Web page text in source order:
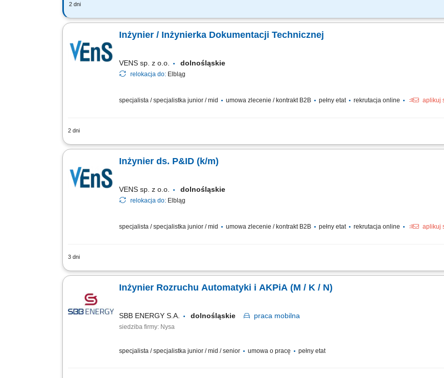
2 dni
ZADANIA NA STANOWISKU PRACY Ciągły nadzór nad prawidłowym działaniem systemów automatyki;
Inżynier / Inżynierka Dokumentacji Technicznej
VENS sp. z o.o. dolnośląskie
relokacja do: Elbląg
specjalista / specjalistka junior / mid umowa zlecenie / kontrakt B2B pełny etat rekrutacja online aplikuj
2 dni
Aktualizacja i opracowywanie dokumentacji technicznej instalacji przemysłowych. Tworzenie oraz edycja
Inżynier ds. P&ID (k/m)
VENS sp. z o.o. dolnośląskie
relokacja do: Elbląg
specjalista / specjalistka junior / mid umowa zlecenie / kontrakt B2B pełny etat rekrutacja online aplikuj
3 dni
Inwentaryzacja instalacji procesowych: weryfikacja stanu instalacji procesowych, mediów energetycznych oraz
Inżynier Rozruchu Automatyki i AKPiA (M / K / N)
SBB ENERGY S.A. dolnośląskie praca mobilna
siedziba firmy: Nysa
specjalista / specjalistka junior / mid / senior umowa o pracę pełny etat